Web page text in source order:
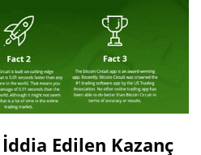
Edilen Kazanç